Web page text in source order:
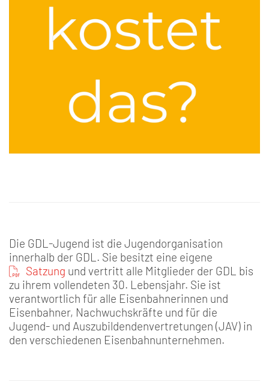
Die GDL-Jugend ist die Jugendorganisation
innerhalb der GDL. Sie besitzt eine eigene
Satzung und vertritt alle Mitglieder der GDL bis
zu ihrem vollendeten 30. Lebensjahr. Sie ist
verantwortlich für alle Eisenbahnerinnen und
Eisenbahner, Nachwuchskräfte und für die
Jugend- und Auszubildendenvertretungen (JAV) in
den verschiedenen Eisenbahnunternehmen.